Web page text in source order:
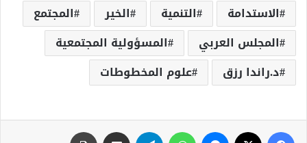
الاستدامة التنمية الخير
المجتمع
المجلس العربي
المسؤولية المجتمعية
د.راندا رزق
علوم المخطوطات